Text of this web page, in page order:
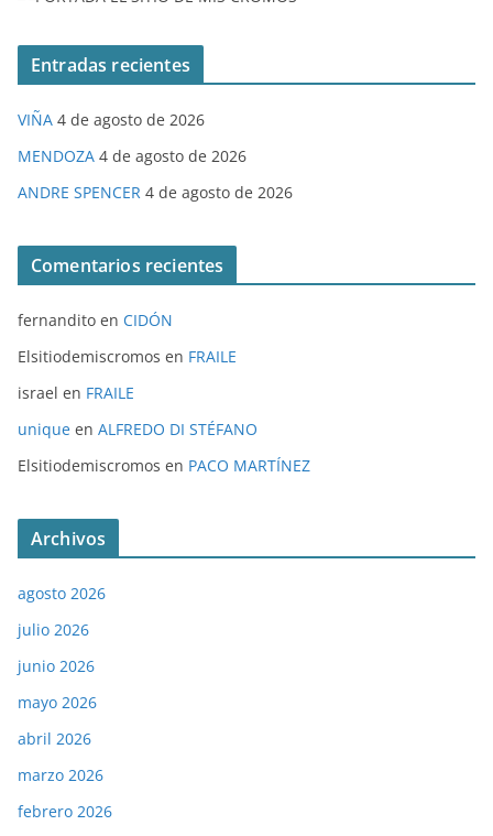
Entradas recientes
VIÑA 4 de agosto de 2026
MENDOZA 4 de agosto de 2026
ANDRE SPENCER 4 de agosto de 2026
Comentarios recientes
fernandito en CIDÓN
Elsitiodemiscromos en FRAILE
israel en FRAILE
unique en ALFREDO DI STÉFANO
Elsitiodemiscromos en PACO MARTÍNEZ
Archivos
agosto 2026
julio 2026
junio 2026
mayo 2026
abril 2026
marzo 2026
febrero 2026